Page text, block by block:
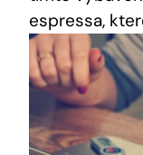
espressa,